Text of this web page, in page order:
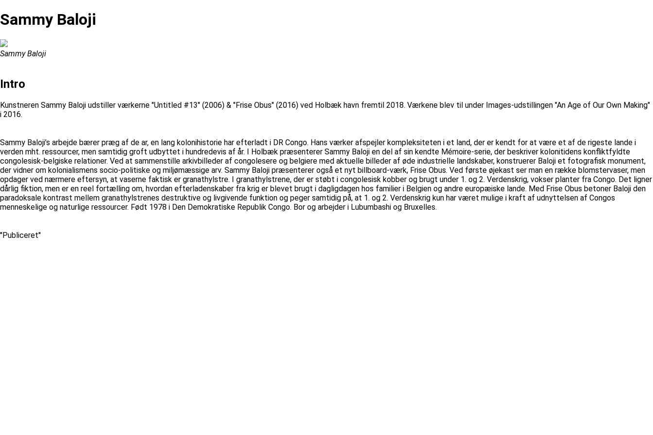
Sammy Baloji
Sammy Baloji
Intro
Kunstneren Sammy Baloji udstiller værkerne "Untitled #13" (2006) & "Frise Obus" (2016) ved Holbæk havn fremtil 2018. Værkene blev til under Images-udstillingen "An Age of Our Own Making"
i 2016.
Sammy Baloji’s arbejde bærer præg af de ar, en lang kolonihistorie har efterladt i DR Congo. Hans værker afspejler kompleksiteten i et land, der er kendt for at være et af de rigeste lande i
verden mht. ressourcer, men samtidig groft udbyttet i hundredevis af år. I Holbæk præsenterer Sammy Baloji en del af sin kendte Mémoire-serie, der beskriver kolonitidens konfliktfyldte
congolesisk-belgiske relationer. Ved at sammenstille arkivbilleder af congolesere og belgiere med aktuelle billeder af øde industrielle landskaber, konstruerer Baloji et fotografisk monument,
der vidner om kolonialismens socio-politiske og miljømæssige arv. Sammy Baloji præsenterer også et nyt billboard-værk, Frise Obus. Ved første øjekast ser man en række blomstervaser, men
opdager ved nærmere eftersyn, at vaserne faktisk er granathylstre. I granathylstrene, der er støbt i congolesisk kobber og brugt under 1. og 2. Verdenskrig, vokser planter fra Congo. Det ligner
dårlig fiktion, men er en reel fortælling om, hvordan efterladenskaber fra krig er blevet brugt i dagligdagen hos familier i Belgien og andre europæiske lande. Med Frise Obus betoner Baloji den
paradoksale kontrast mellem granathylstrenes destruktive og livgivende funktion og peger samtidig på, at 1. og 2. Verdenskrig kun har været mulige i kraft af udnyttelsen af Congos
menneskelige og naturlige ressourcer. Født 1978 i Den Demokratiske Republik Congo. Bor og arbejder i Lubumbashi og Bruxelles.
''Publiceret''